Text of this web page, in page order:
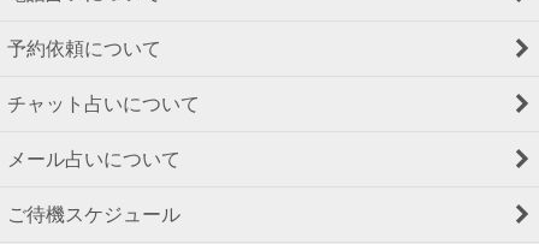
予約依頼について
チャット占いについて
メール占いについて
ご待機スケジュール